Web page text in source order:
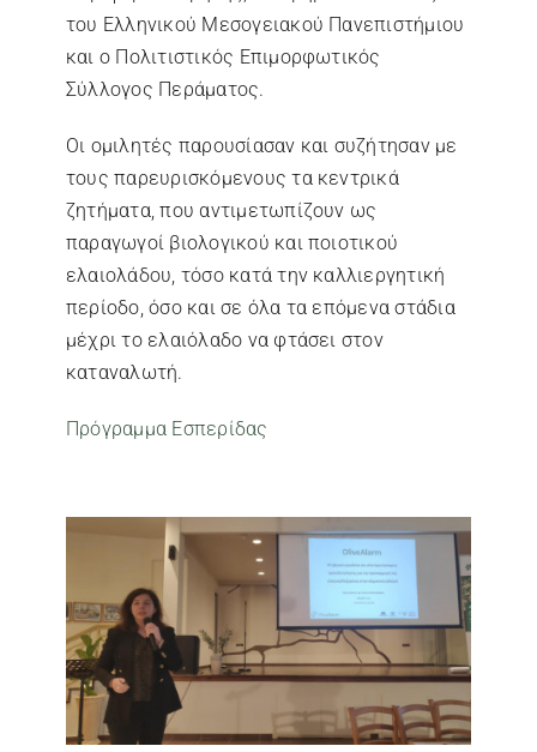
του Ελληνικού Μεσογειακού Πανεπιστήμιου
και ο Πολιτιστικός Επιμορφωτικός
Σύλλογος Περάματος.
Οι ομιλητές παρουσίασαν και συζήτησαν με
τους παρευρισκόμενους τα κεντρικά
ζητήματα, που αντιμετωπίζουν ως
παραγωγοί βιολογικού και ποιοτικού
ελαιολάδου, τόσο κατά την καλλιεργητική
περίοδο, όσο και σε όλα τα επόμενα στάδια
μέχρι το ελαιόλαδο να φτάσει στον
καταναλωτή.
Πρόγραμμα Εσπερίδας